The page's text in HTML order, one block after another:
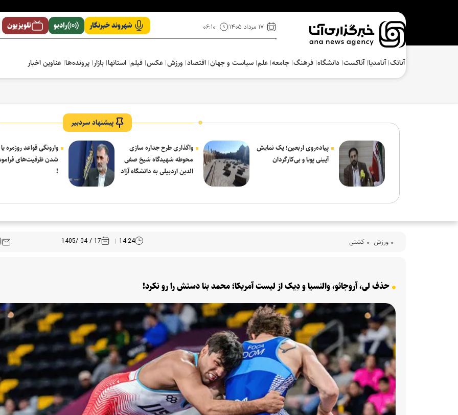
۱۷ مرداد ۱۴۰۵ ۰۶:۱۰ شهروند خبرنگار رادیو تلویزیون
آناتک آنامدیا آناکست دانشگاه فرهنگ‌ جامعه علم سیاست و جهان اقتصاد ورزش عکس فیلم استانها بازار پرونده‌ها عناوین اخبار
پیشنهاد سردبیر
پیاده‌روی اربعین؛ یک نمایش
آیینی پویا و بی‌کارگردان
واگذاری طرح جداره سازی
محوطه شهیدگاه شیخ صفی
الدین اردبیلی به دانشگاه آزاد
وارونگی قواعد روزمره
شدن ظرفیت‌های
!
ورزش کشتی 14:24
17 / 04 /1405
حذف لی، آروجائو، والنسیا و دِیک از لیست آمریکا؛ محمد بنا دستش را رو نکرد!